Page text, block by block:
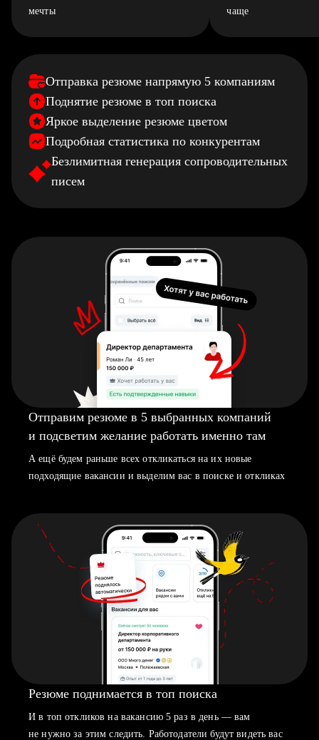
мечты
чаще
Отправка резюме напрямую 5 компаниям
Поднятие резюме в топ поиска
Яркое выделение резюме цветом
Подробная статистика по конкурентам
Безлимитная генерация сопроводительных
писем
Отправим резюме в 5 выбранных компаний
и подсветим желание работать именно там
А ещё будем раньше всех откликаться на их новые
подходящие вакансии и выделим вас в поиске и откликах
Резюме поднимается в топ поиска
И в топ откликов на вакансию 5 раз в день — вам
не нужно за этим следить. Работодатели будут видеть вас